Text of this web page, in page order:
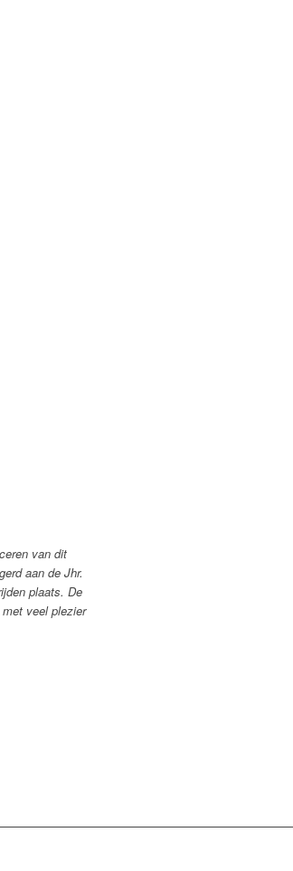
van dit
aan de Jhr.
plaats. De
veel plezier